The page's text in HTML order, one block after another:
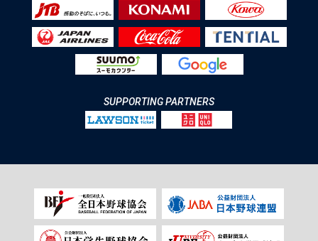
SUPPORTING PARTNERS